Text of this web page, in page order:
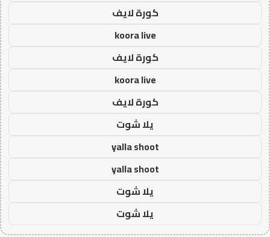
كورة لايف
koora live
كورة لايف
koora live
كورة لايف
يلا شوت
yalla shoot
yalla shoot
يلا شوت
يلا شوت